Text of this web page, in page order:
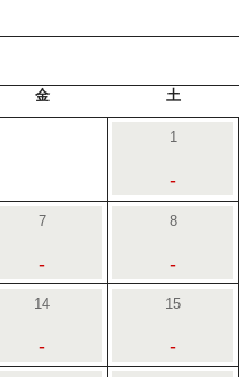
金 土
1
-
7
-
8
-
14
-
15
-